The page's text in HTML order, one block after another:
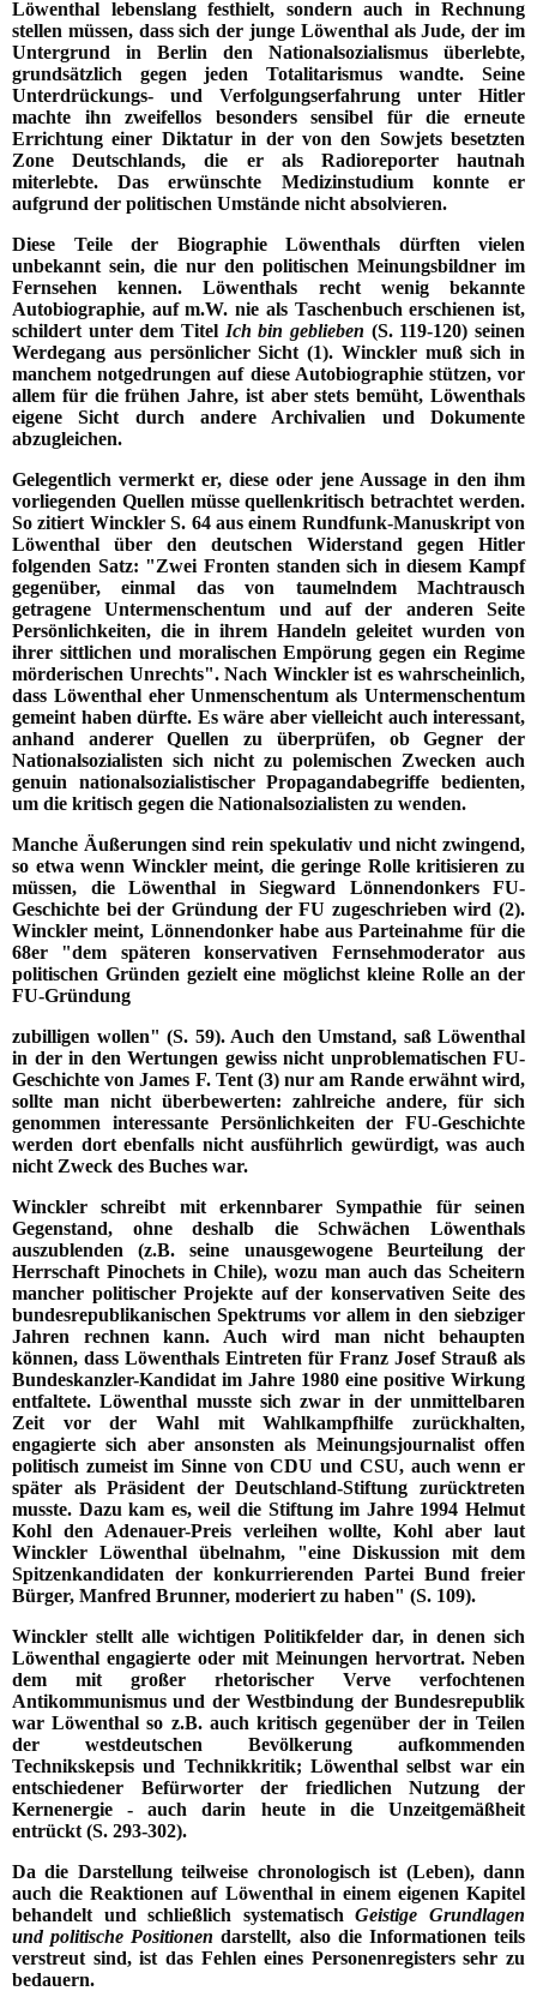
Löwenthal lebenslang festhielt, sondern auch in Rechnung
stellen müssen, dass sich der junge Löwenthal als Jude, der im
Untergrund in Berlin den Nationalsozialismus überlebte,
grundsätzlich gegen jeden Totalitarismus wandte. Seine
Unterdrückungs- und Verfolgungserfahrung unter Hitler
machte ihn zweifellos besonders sensibel für die erneute
Errichtung einer Diktatur in der von den Sowjets besetzten
Zone Deutschlands, die er als Radioreporter hautnah
miterlebte. Das erwünschte Medizinstudium konnte er
aufgrund der politischen Umstände nicht absolvieren.
Diese Teile der Biographie Löwenthals dürften vielen
unbekannt sein, die nur den politischen Meinungsbildner im
Fernsehen kennen. Löwenthals recht wenig bekannte
Autobiographie, auf m.W. nie als Taschenbuch erschienen ist,
schildert unter dem Titel Ich bin geblieben (S. 119-120) seinen
Werdegang aus persönlicher Sicht (1). Winckler muß sich in
manchem notgedrungen auf diese Autobiographie stützen, vor
allem für die frühen Jahre, ist aber stets bemüht, Löwenthals
eigene Sicht durch andere Archivalien und Dokumente
abzugleichen.
Gelegentlich vermerkt er, diese oder jene Aussage in den ihm
vorliegenden Quellen müsse quellenkritisch betrachtet werden.
So zitiert Winckler S. 64 aus einem Rundfunk-Manuskript von
Löwenthal über den deutschen Widerstand gegen Hitler
folgenden Satz: "Zwei Fronten standen sich in diesem Kampf
gegenüber, einmal das von taumelndem Machtrausch
getragene Untermenschentum und auf der anderen Seite
Persönlichkeiten, die in ihrem Handeln geleitet wurden von
ihrer sittlichen und moralischen Empörung gegen ein Regime
mörderischen Unrechts". Nach Winckler ist es wahrscheinlich,
dass Löwenthal eher Unmenschentum als Untermenschentum
gemeint haben dürfte. Es wäre aber vielleicht auch interessant,
anhand anderer Quellen zu überprüfen, ob Gegner der
Nationalsozialisten sich nicht zu polemischen Zwecken auch
genuin nationalsozialistischer Propagandabegriffe bedienten,
um die kritisch gegen die Nationalsozialisten zu wenden.
Manche Äußerungen sind rein spekulativ und nicht zwingend,
so etwa wenn Winckler meint, die geringe Rolle kritisieren zu
müssen, die Löwenthal in Siegward Lönnendonkers FU-
Geschichte bei der Gründung der FU zugeschrieben wird (2).
Winckler meint, Lönnendonker habe aus Parteinahme für die
68er "dem späteren konservativen Fernsehmoderator aus
politischen Gründen gezielt eine möglichst kleine Rolle an der
FU-Gründung
zubilligen wollen" (S. 59). Auch den Umstand, saß Löwenthal
in der in den Wertungen gewiss nicht unproblematischen FU-
Geschichte von James F. Tent (3) nur am Rande erwähnt wird,
sollte man nicht überbewerten: zahlreiche andere, für sich
genommen interessante Persönlichkeiten der FU-Geschichte
werden dort ebenfalls nicht ausführlich gewürdigt, was auch
nicht Zweck des Buches war.
Winckler schreibt mit erkennbarer Sympathie für seinen
Gegenstand, ohne deshalb die Schwächen Löwenthals
auszublenden (z.B. seine unausgewogene Beurteilung der
Herrschaft Pinochets in Chile), wozu man auch das Scheitern
mancher politischer Projekte auf der konservativen Seite des
bundesrepublikanischen Spektrums vor allem in den siebziger
Jahren rechnen kann. Auch wird man nicht behaupten
können, dass Löwenthals Eintreten für Franz Josef Strauß als
Bundeskanzler-Kandidat im Jahre 1980 eine positive Wirkung
entfaltete. Löwenthal musste sich zwar in der unmittelbaren
Zeit vor der Wahl mit Wahlkampfhilfe zurückhalten,
engagierte sich aber ansonsten als Meinungsjournalist offen
politisch zumeist im Sinne von CDU und CSU, auch wenn er
später als Präsident der Deutschland-Stiftung zurücktreten
musste. Dazu kam es, weil die Stiftung im Jahre 1994 Helmut
Kohl den Adenauer-Preis verleihen wollte, Kohl aber laut
Winckler Löwenthal übelnahm, "eine Diskussion mit dem
Spitzenkandidaten der konkurrierenden Partei Bund freier
Bürger, Manfred Brunner, moderiert zu haben" (S. 109).
Winckler stellt alle wichtigen Politikfelder dar, in denen sich
Löwenthal engagierte oder mit Meinungen hervortrat. Neben
dem mit großer rhetorischer Verve verfochtenen
Antikommunismus und der Westbindung der Bundesrepublik
war Löwenthal so z.B. auch kritisch gegenüber der in Teilen
der westdeutschen Bevölkerung aufkommenden
Technikskepsis und Technikkritik; Löwenthal selbst war ein
entschiedener Befürworter der friedlichen Nutzung der
Kernenergie - auch darin heute in die Unzeitgemäßheit
entrückt (S. 293-302).
Da die Darstellung teilweise chronologisch ist (Leben), dann
auch die Reaktionen auf Löwenthal in einem eigenen Kapitel
behandelt und schließlich systematischGeistige Grundlagen
und politische Positionen darstellt, also die Informationen teils
verstreut sind, ist das Fehlen eines Personenregisters sehr zu
bedauern.